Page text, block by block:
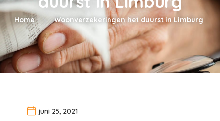
Home Woonverzekeringen het duurst in Limburg
juni 25, 2021